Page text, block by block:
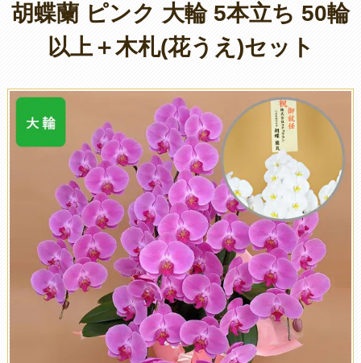
胡蝶蘭 ピンク 大輪 5本立ち 50輪
以上＋木札(花うえ)セット